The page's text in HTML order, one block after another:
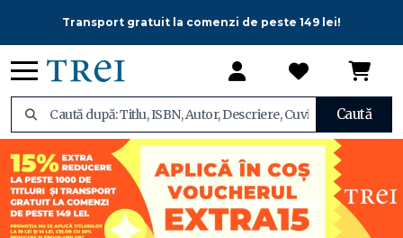
Transport gratuit la comenzi de peste 149 lei!
Caută